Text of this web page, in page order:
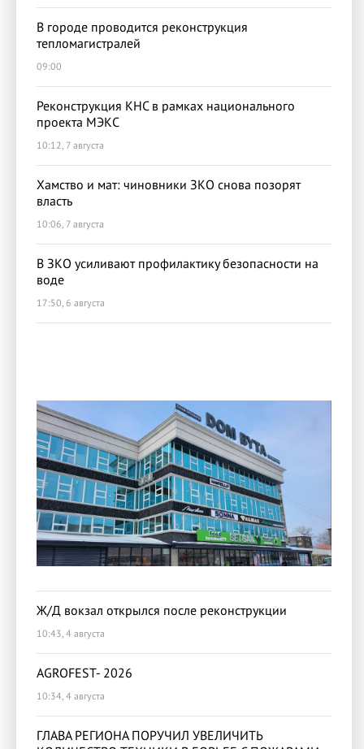
В городе проводится реконструкция
тепломагистралей
09:00
Реконструкция КНС в рамках национального
проекта МЭКС
10:12, 7 августа
Хамство и мат: чиновники ЗКО снова позорят
власть
10:06, 7 августа
В ЗКО усиливают профилактику безопасности на
воде
17:50, 6 августа
Ж/Д вокзал открылся после реконструкции
10:43, 4 августа
AGROFEST- 2026
10:34, 4 августа
ГЛАВА РЕГИОНА ПОРУЧИЛ УВЕЛИЧИТЬ